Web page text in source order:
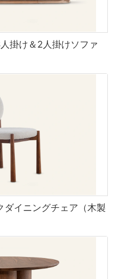
掛け＆2人掛けソファ
イニングチェア（木製